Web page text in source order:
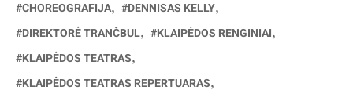
CHOREOGRAFIJA
DENNISAS KELLY
DIREKTORĖ TRANČBUL
KLAIPĖDOS RENGINIAI
KLAIPĖDOS TEATRAS
KLAIPĖDOS TEATRAS REPERTUARAS